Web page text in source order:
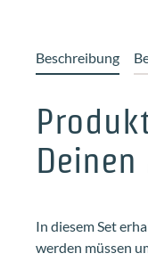
Beschreibung
Deinen
In diesem Set
werden müssen